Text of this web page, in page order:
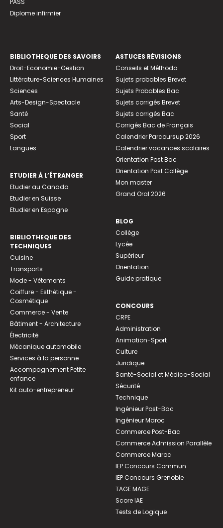
Diplome infirmier
BIBLIOTHEQUE DES SAVOIRS
Droit-Economie-Gestion
Littérature-Sciences Humaines
Sciences
Arts-Design-Spectacle
Santé
Social
Sport
Langues
ETUDIER À L’ÉTRANGER
Etudier au Canada
Etudier en Suisse
Etudier en Espagne
BIBLIOTHEQUE DES
TECHNIQUES
Cuisine
Transports
Mode - Vêtements
Coiffure - Esthétique -
Cosmétique
Commerce - Vente
Bâtiment - Architecture
Électricité
Mécanique automobile
Services à la personne
Accompagnement Petite
enfance
Kit auto-entrepreneur
ASTUCES RÉVISIONS
Conseils et Méthodo
Sujets probables Brevet
Sujets Probables Bac
Sujets corrigés Brevet
Sujets corrigés Bac
Corrigés Bac de Français
Calendrier Parcoursup 2026
Calendrier vacances scolaires
Orientation Post Bac
Orientation Post Collège
Mon master
Grand Oral 2026
BLOG
Collège
Lycée
Supérieur
Orientation
Guide pratique
CONCOURS
CRPE
Administration
Animation-Sport
Culture
Juridique
Santé-Social et Médico-Social
Sécurité
Technique
Ingénieur Post-Bac
Ingénieur Maroc
Commerce Post-Bac
Commerce Admission Parallèle
Commerce Maroc
IEP Concours Commun
IEP Concours Grenoble
TAGE MAGE
Score IAE
Tests de Logique